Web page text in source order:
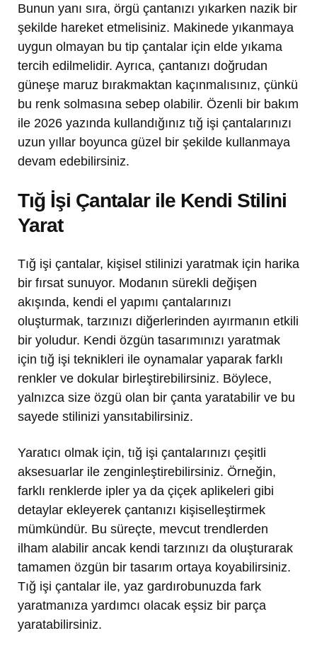
Bunun yanı sıra, örgü çantanızı yıkarken nazik bir
şekilde hareket etmelisiniz. Makinede yıkanmaya
uygun olmayan bu tip çantalar için elde yıkama
tercih edilmelidir. Ayrıca, çantanızı doğrudan
güneşe maruz bırakmaktan kaçınmalısınız, çünkü
bu renk solmasına sebep olabilir. Özenli bir bakım
ile 2026 yazında kullandığınız tığ işi çantalarınızı
uzun yıllar boyunca güzel bir şekilde kullanmaya
devam edebilirsiniz.
Tığ İşi Çantalar ile Kendi Stilini
Yarat
Tığ işi çantalar, kişisel stilinizi yaratmak için harika
bir fırsat sunuyor. Modanın sürekli değişen
akışında, kendi el yapımı çantalarınızı
oluşturmak, tarzınızı diğerlerinden ayırmanın etkili
bir yoludur. Kendi özgün tasarımınızı yaratmak
için tığ işi teknikleri ile oynamalar yaparak farklı
renkler ve dokular birleştirebilirsiniz. Böylece,
yalnızca size özgü olan bir çanta yaratabilir ve bu
sayede stilinizi yansıtabilirsiniz.
Yaratıcı olmak için, tığ işi çantalarınızı çeşitli
aksesuarlar ile zenginleştirebilirsiniz. Örneğin,
farklı renklerde ipler ya da çiçek aplikeleri gibi
detaylar ekleyerek çantanızı kişiselleştirmek
mümkündür. Bu süreçte, mevcut trendlerden
ilham alabilir ancak kendi tarzınızı da oluşturarak
tamamen özgün bir tasarım ortaya koyabilirsiniz.
Tığ işi çantalar ile, yaz gardırobunuzda fark
yaratmanıza yardımcı olacak eşsiz bir parça
yaratabilirsiniz.